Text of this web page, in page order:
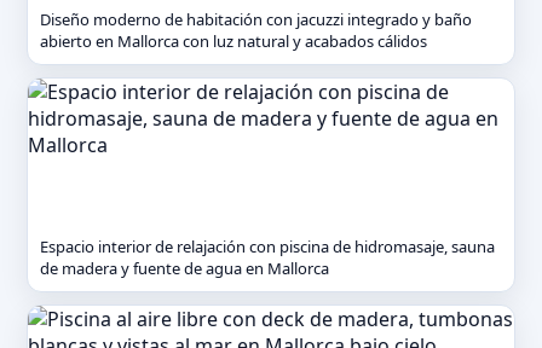
Diseño moderno de habitación con jacuzzi integrado y baño
abierto en Mallorca con luz natural y acabados cálidos
Espacio interior de relajación con piscina de hidromasaje, sauna
de madera y fuente de agua en Mallorca